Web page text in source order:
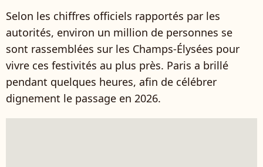
Selon les chiffres officiels rapportés par les
autorités, environ un million de personnes se
sont rassemblées sur les Champs‑Élysées pour
vivre ces festivités au plus près. Paris a brillé
pendant quelques heures, afin de célébrer
dignement le passage en 2026.